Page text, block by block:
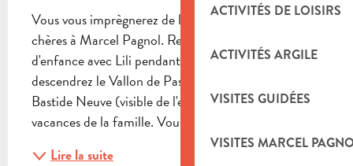
ACTIVITÉS DE LOISIRS
ACTIVITÉS ARGILE
VISITES GUIDÉES
VISITES MARCEL
Vous vous imprègnerez de l'esprit des collines si
chères à Marcel Pagnol. Revivez ses souvenirs
d'enfance avec Lili pendant les vacances d'été. Vous
descendrez le Vallon de Passe Temps jusqu'à la
Bastide Neuve (visible de l'extérieur), la maison des
vacances de la famille. Vous arpenterez le chemin...
Lire la suite